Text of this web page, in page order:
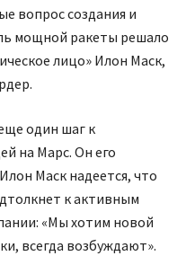
вопрос создания и
мощной ракеты решало
лицо» Илон Маск,
один шаг к
на Марс. Он его
Маск надеется, что
к активным
«Мы хотим новой
всегда возбуждают».